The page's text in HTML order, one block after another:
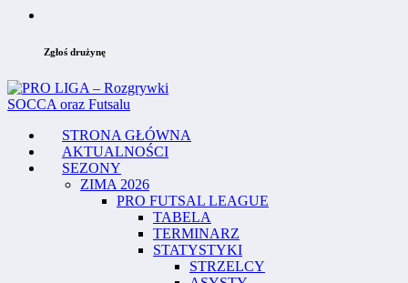
Zgłoś drużynę
STRONA GŁÓWNA
AKTUALNOŚCI
SEZONY
ZIMA 2026
PRO FUTSAL LEAGUE
TABELA
TERMINARZ
STATYSTYKI
STRZELCY